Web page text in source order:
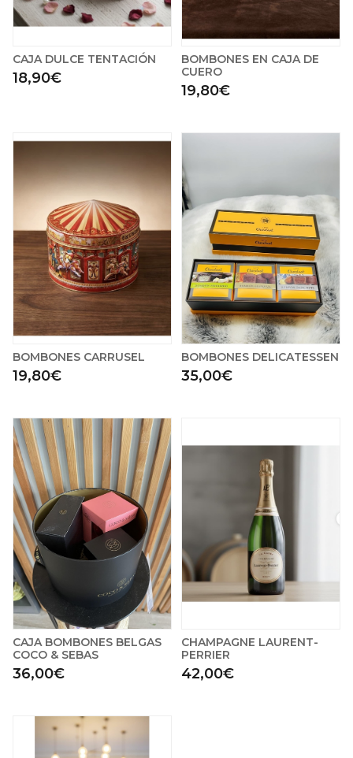
CAJA DULCE TENTACIÓN
18,90€
BOMBONES EN CAJA DE
CUERO
19,80€
BOMBONES CARRUSEL
19,80€
BOMBONES DELICATESSEN
35,00€
CAJA BOMBONES BELGAS
COCO & SEBAS
36,00€
CHAMPAGNE LAURENT-
PERRIER
42,00€